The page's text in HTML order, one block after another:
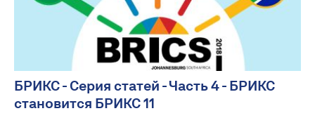
БРИКС - Серия статей - Часть 4 - БРИКС
становится БРИКС 11